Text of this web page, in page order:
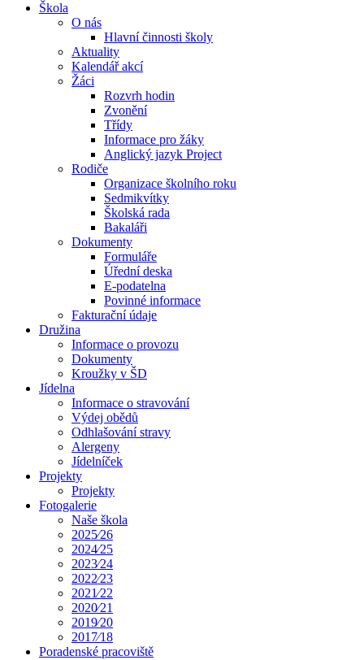
Škola
O nás
Hlavní činnosti školy
Aktuality
Kalendář akcí
Žáci
Rozvrh hodin
Zvonění
Třídy
Informace pro žáky
Anglický jazyk Project
Rodiče
Organizace školního roku
Sedmikvítky
Školská rada
Bakaláři
Dokumenty
Formuláře
Úřední deska
E-podatelna
Povinné informace
Fakturační údaje
Družina
Informace o provozu
Dokumenty
Kroužky v ŠD
Jídelna
Informace o stravování
Výdej obědů
Odhlašování stravy
Alergeny
Jídelníček
Projekty
Projekty
Fotogalerie
Naše škola
2025⁄26
2024⁄25
2023⁄24
2022⁄23
2021⁄22
2020⁄21
2019⁄20
2017⁄18
Poradenské pracoviště